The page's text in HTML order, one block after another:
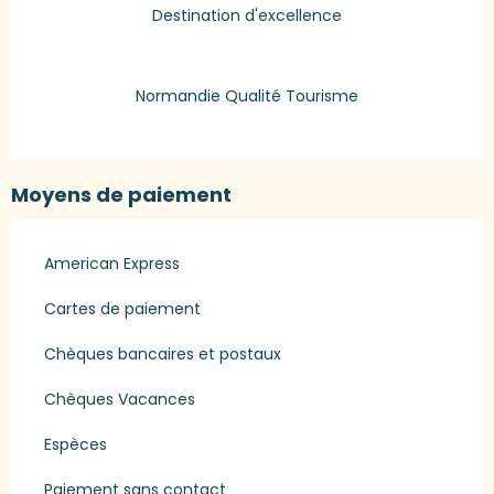
Destination d'excellence
Normandie Qualité Tourisme
Moyens de paiement
American Express
Cartes de paiement
Chèques bancaires et postaux
Chèques Vacances
Espèces